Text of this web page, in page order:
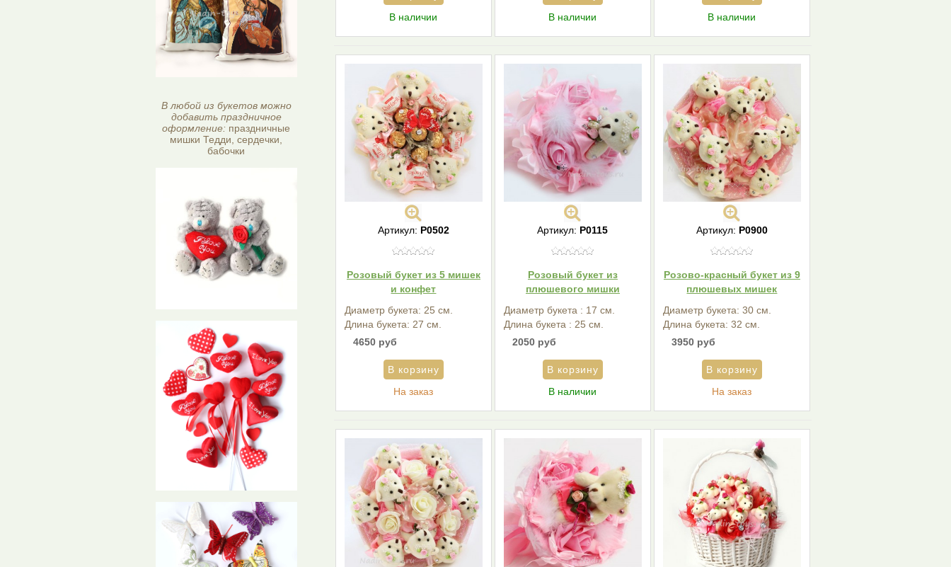
В любой из букетов можно
добавить праздничное
оформление: праздничные
мишки Тедди, сердечки,
бабочки
В наличии В наличии В наличии
Артикул: P0502
Розовый букет из 5 мишек
и конфет
Диаметр букета: 25 см.
Длина букета: 27 см.
4650 руб
На заказ
Артикул: Р0115
Розовый букет из
плюшевого мишки
Диаметр букета : 17 см.
Длина букета : 25 см.
2050 руб
В наличии
Артикул: Р0900
Розово-красный букет из 9
плюшевых мишек
Диаметр букета: 30 см.
Длина букета: 32 см.
3950 руб
На заказ